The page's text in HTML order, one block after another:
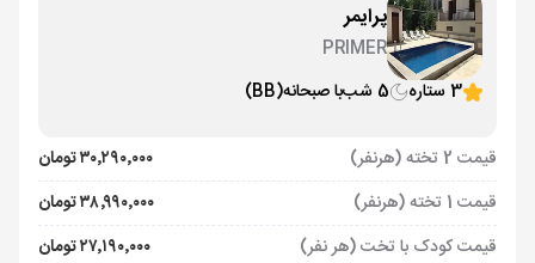
پرایمر
PRIMER
3 ستاره
5 شب با صبحانه(BB)
قیمت 2 تخته (هرنفر)
۳۰٬۲۹۰٬۰۰۰ تومان
قیمت 1 تخته (هرنفر)
۳۸٬۹۹۰٬۰۰۰ تومان
قیمت کودک با تخت (هر نفر)
۲۷٬۱۹۰٬۰۰۰ تومان